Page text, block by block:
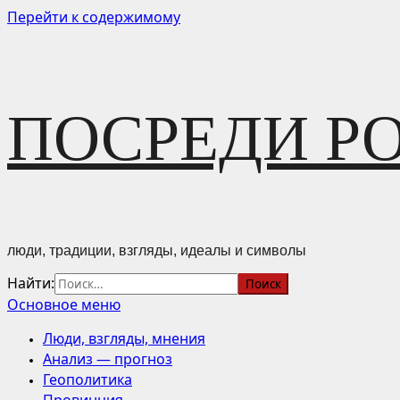
Перейти к содержимому
ПОСРЕДИ
люди, традиции, взгляды, идеалы и символы
Найти:
Основное меню
Люди, взгляды, мнения
Анализ — прогноз
Геополитика